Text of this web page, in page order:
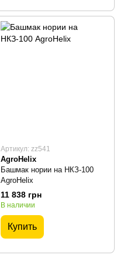
Артикул: zz541
AgroHelix
Башмак нории на НКЗ-100
AgroHelix
11 838 грн
В наличии
Купить